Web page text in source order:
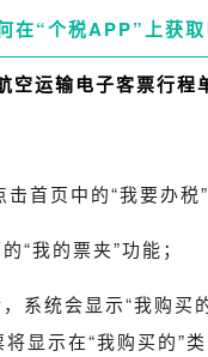
在“个税APP”上获取
空运输电子客票行程
首页中的“我要办税”
“我的票夹”功能；
系统会显示“我购买
显示在“我购买的”类